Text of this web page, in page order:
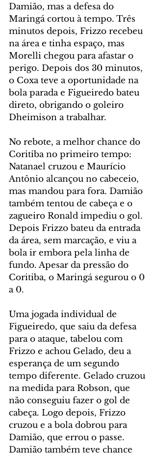
Damião, mas a defesa do
Maringá cortou à tempo. Três
minutos depois, Frizzo recebeu
na área e tinha espaço, mas
Morelli chegou para afastar o
perigo. Depois dos 30 minutos,
o Coxa teve a oportunidade na
bola parada e Figueiredo bateu
direto, obrigando o goleiro
Dheimison a trabalhar.
No rebote, a melhor chance do
Coritiba no primeiro tempo:
Natanael cruzou e Maurício
Antônio alcançou no cabeceio,
mas mandou para fora. Damião
também tentou de cabeça e o
zagueiro Ronald impediu o gol.
Depois Frizzo bateu da entrada
da área, sem marcação, e viu a
bola ir embora pela linha de
fundo. Apesar da pressão do
Coritiba, o Maringá segurou o 0
a 0.
Uma jogada individual de
Figueiredo, que saiu da defesa
para o ataque, tabelou com
Frizzo e achou Gelado, deu a
esperança de um segundo
tempo diferente. Gelado cruzou
na medida para Robson, que
não conseguiu fazer o gol de
cabeça. Logo depois, Frizzo
cruzou e a bola dobrou para
Damião, que errou o passe.
Damião também teve chance